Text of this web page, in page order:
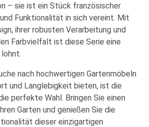
– sie ist ein Stück französischer
Funktionalität in sich vereint. Mit
ihrer robusten Verarbeitung und
Farbvielfalt ist diese Serie eine
nach hochwertigen Gartenmöbeln
und Langlebigkeit bieten, ist die
perfekte Wahl. Bringen Sie einen
Garten und genießen Sie die
dieser einzigartigen